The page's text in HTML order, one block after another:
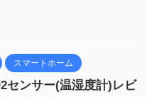
スマートホーム
センサー(温湿度計)レビ